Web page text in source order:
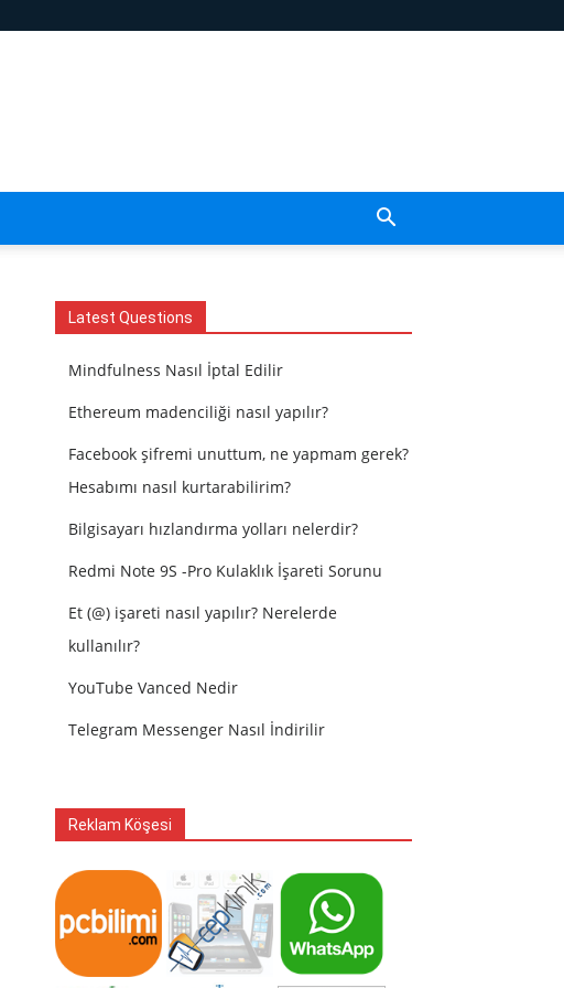
Latest Questions
Mindfulness Nasıl İptal Edilir
Ethereum madenciliği nasıl yapılır?
Facebook şifremi unuttum, ne yapmam gerek?
Hesabımı nasıl kurtarabilirim?
Bilgisayarı hızlandırma yolları nelerdir?
Redmi Note 9S -Pro Kulaklık İşareti Sorunu
Et (@) işareti nasıl yapılır? Nerelerde
kullanılır?
YouTube Vanced Nedir
Telegram Messenger Nasıl İndirilir
Reklam Köşesi